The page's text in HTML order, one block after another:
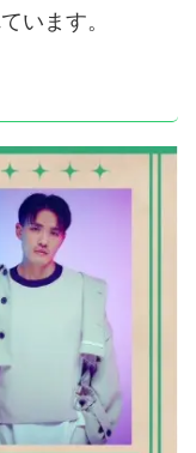
います。